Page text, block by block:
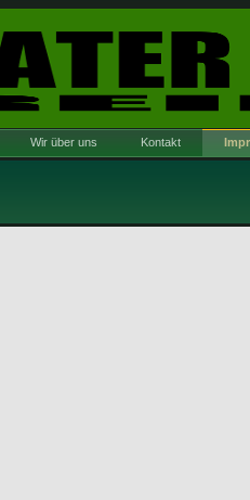
Wir über uns Kontakt